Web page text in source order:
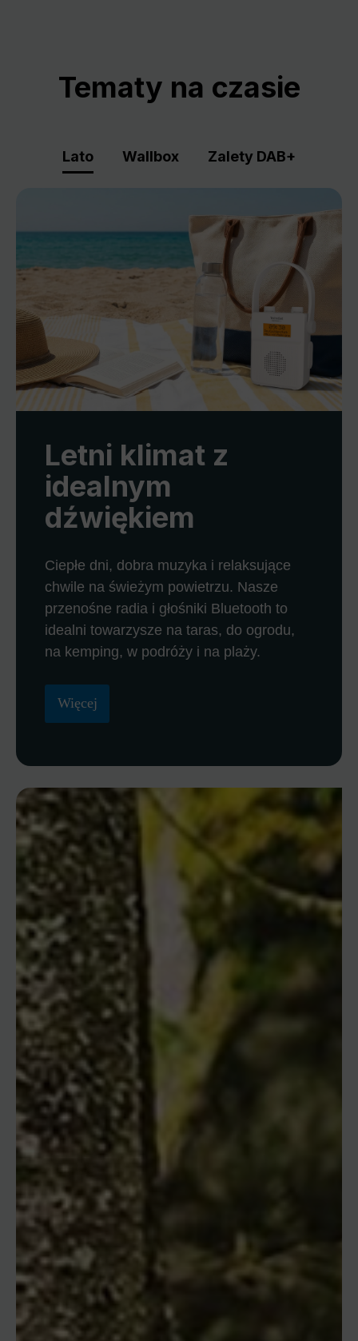
Tematy na czasie
Lato Wallbox Zalety DAB+
Letni klimat z
idealnym
dźwiękiem
Ciepłe dni, dobra muzyka i relaksujące
chwile na świeżym powietrzu. Nasze
przenośne radia i głośniki Bluetooth to
idealni towarzysze na taras, do ogrodu,
na kemping, w podróży i na plaży.
Więcej